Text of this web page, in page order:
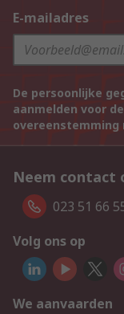
E-mailadres
De persoonlijke
aanmelden voor
overeenstemming
Neem contact
023 51 66
Volg ons op
We aanvaarden